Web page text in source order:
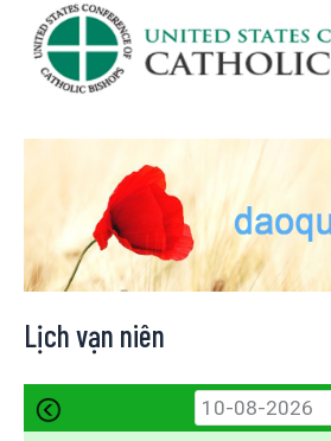
Lịch vạn niên